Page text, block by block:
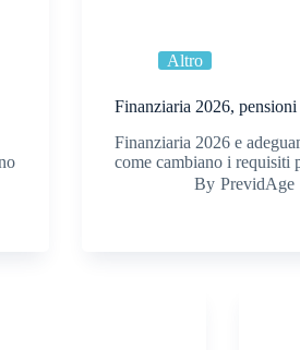
Altro
Finanziaria 2026,
Finanziaria 2026 e
come cambiano i
By PrevidAge